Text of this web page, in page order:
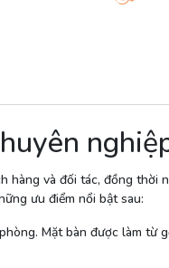
và đối tác, đồng thời
ưu điểm nổi bật sau:
Mặt bàn được làm từ